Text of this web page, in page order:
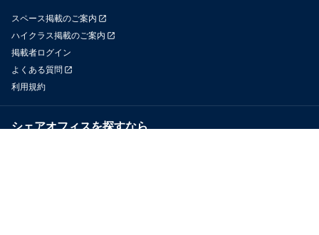
スペース掲載のご案内
ハイクラス掲載のご案内
掲載者ログイン
よくある質問
利用規約
シェアオフィスを探すなら